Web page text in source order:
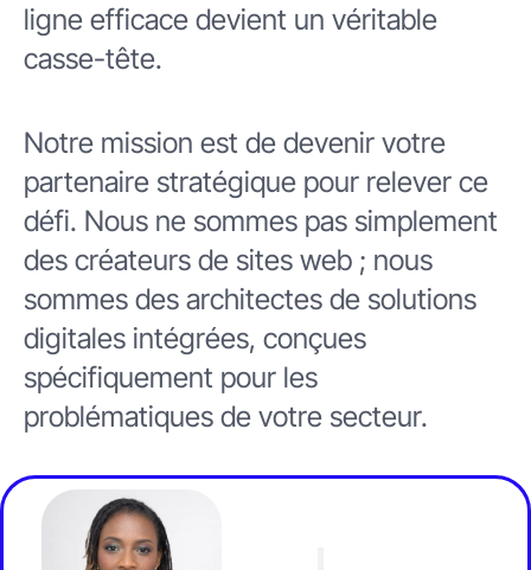
ligne efficace devient un véritable
casse-tête.
Notre mission est de devenir votre
partenaire stratégique pour relever ce
défi. Nous ne sommes pas simplement
des créateurs de sites web ; nous
sommes des architectes de solutions
digitales intégrées, conçues
spécifiquement pour les
problématiques de votre secteur.